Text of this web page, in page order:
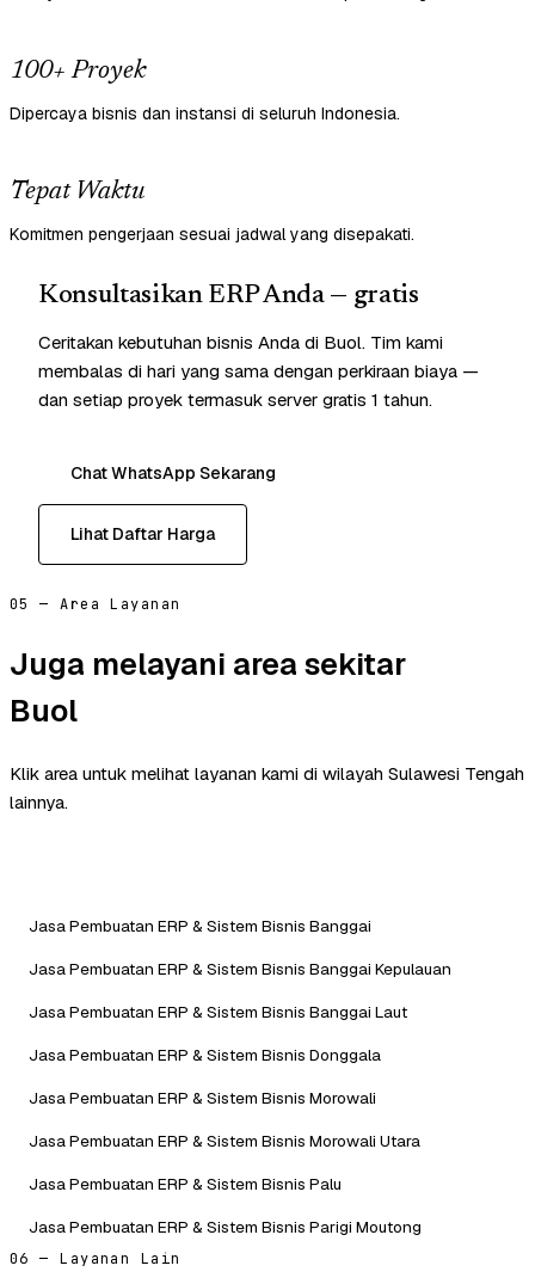
100+ Proyek
Dipercaya bisnis dan instansi di seluruh Indonesia.
Tepat Waktu
Komitmen pengerjaan sesuai jadwal yang disepakati.
Konsultasikan ERP Anda — gratis
Ceritakan kebutuhan bisnis Anda di Buol. Tim kami
membalas di hari yang sama dengan perkiraan biaya —
dan setiap proyek termasuk server gratis 1 tahun.
Chat WhatsApp Sekarang
Lihat Daftar Harga
05 — Area Layanan
Juga melayani area sekitar
Buol
Klik area untuk melihat layanan kami di wilayah Sulawesi Tengah
lainnya.
Jasa Pembuatan ERP & Sistem Bisnis Banggai
Jasa Pembuatan ERP & Sistem Bisnis Banggai Kepulauan
Jasa Pembuatan ERP & Sistem Bisnis Banggai Laut
Jasa Pembuatan ERP & Sistem Bisnis Donggala
Jasa Pembuatan ERP & Sistem Bisnis Morowali
Jasa Pembuatan ERP & Sistem Bisnis Morowali Utara
Jasa Pembuatan ERP & Sistem Bisnis Palu
Jasa Pembuatan ERP & Sistem Bisnis Parigi Moutong
06 — Layanan Lain